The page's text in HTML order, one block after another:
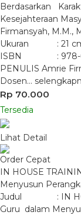
Berdasarkan
Kesejahteraan
Firmansyah, M.M.,
Ukuran : 21
ISBN : 978-
PENULIS Amrie
Dosen…
Rp 70.000
Tersedia
Lihat Detail
Order Cepat
IN HOUSE
Menyusun
Judul : IN
Guru dalam